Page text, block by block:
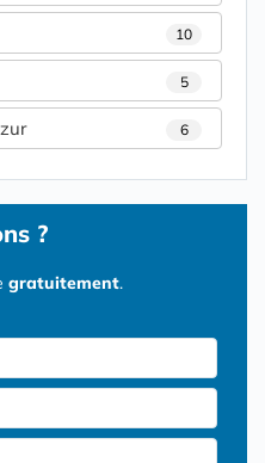
10
5
6
?
gratuitement.